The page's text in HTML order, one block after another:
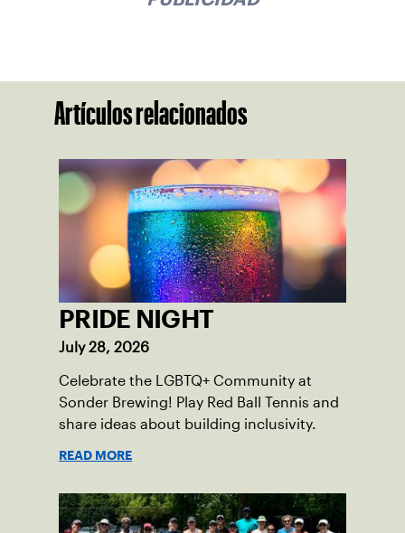
Artículos relacionados
PRIDE NIGHT
July 28, 2026
Celebrate the LGBTQ+ Community at
Sonder Brewing! Play Red Ball Tennis and
share ideas about building inclusivity.
READ MORE